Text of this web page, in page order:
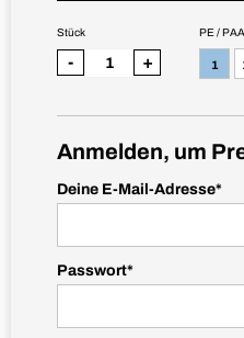
PE / PAA
1
Stück
- +
Anmelden, um
Deine E-Mail-Adresse*
Passwort*